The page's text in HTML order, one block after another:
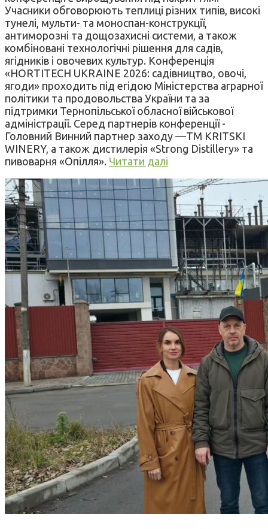
Учасники обговорюють теплиці різних типів, високі
тунелі, мульти- та моноспан-конструкції,
антиморозні та дощозахисні системи, а також
комбіновані технологічні рішення для садів,
ягідників і овочевих культур. Конференція
«HORTITECH UKRAINE 2026: садівництво, овочі,
ягоди» проходить під егідою Міністерства аграрної
політики та продовольства України та за
підтримки Тернопільської обласної військової
адміністрації. Серед партнерів конференції -
Головний Винний партнер заходу —ТМ KRITSKI
WINERY, а також дистилерія «Strong Distillery» та
пивоварня «Опілля». Читати далі